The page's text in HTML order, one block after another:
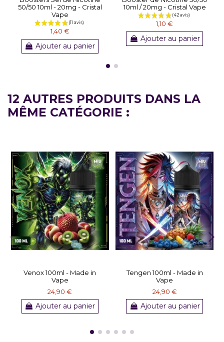
50/50 10ml - 20mg - Cristal
Vape
1,40 €
Ajouter au panier
10ml / 20mg - Cristal Vape
1,10 €
Ajouter au panier
12 AUTRES PRODUITS DANS LA
MÊME CATÉGORIE :
Venox 100ml - Made in
Vape
24,90 €
Ajouter au panier
Tengen 100ml - Made in
Vape
24,90 €
Ajouter au panier